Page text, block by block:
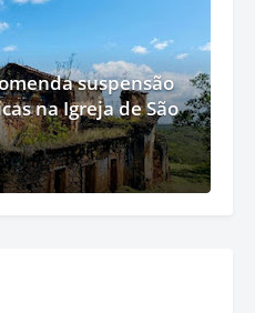
suspensão
na Igreja de São